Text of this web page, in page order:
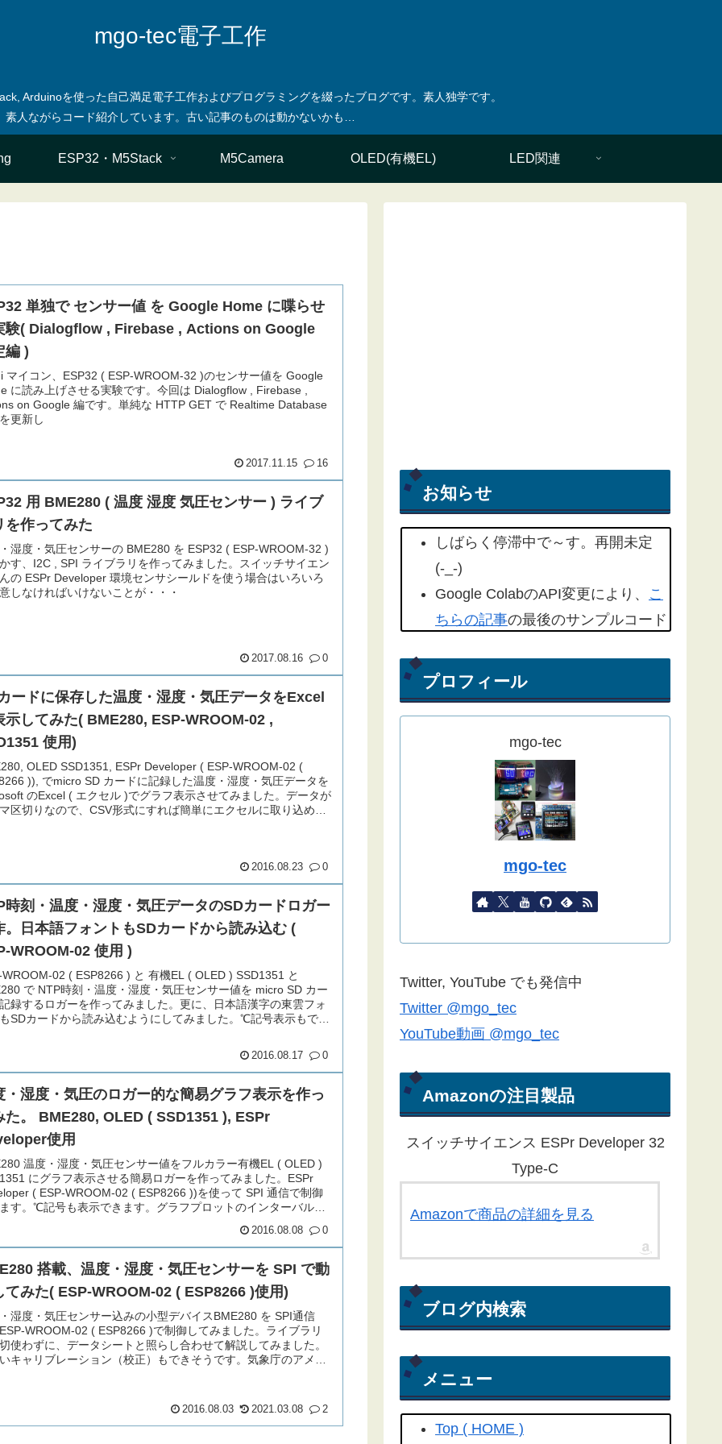
mgo-tec電子工作
Arduinoを使った自己満足電子工作およびプログラミングを綴ったブログです。素人独学です。
ESP32・M5Stack M5Camera OLED(有機EL) LED関連
単独で センサー値 を Google Home に喋らせ
験( Dialogflow , Firebase , Actions on Google
編 )
マイコン、ESP32 ( ESP-WROOM-32 )のセンサー値を Google
に読み上げさせる実験です。今回は Dialogflow , Firebase ,
on Google 編です。単純な HTTP GET で Realtime Database
更新し
2017.11.15 16
用 BME280 ( 温度 湿度 気圧センサー ) ライブ
を作ってみた
湿度・気圧センサーの BME280 を ESP32 ( ESP-WROOM-32 )
す、I2C , SPI ライブラリを作ってみました。スイッチサイエン
の ESPr Developer 環境センサシールドを使う場合はいろいろ
しなければいけないことが・・・
2017.08.16 0
ードに保存した温度・湿度・気圧データをExcel
示してみた( BME280, ESP-WROOM-02 ,
使用)
OLED SSD1351, ESPr Developer ( ESP-WROOM-02 (
)), でmicro SD カードに記録した温度・湿度・気圧データを
のExcel ( エクセル )でグラフ表示させてみました。データが
区切りなので、CSV形式にすれば簡単にエクセルに取り込めま
2016.08.23 0
時刻・温度・湿度・気圧データのSDカードロガー
。日本語フォントもSDカードから読み込む (
WROOM-02 使用 )
WROOM-02 ( ESP8266 ) と 有機EL ( OLED ) SSD1351 と
で NTP時刻・温度・湿度・気圧センサー値を micro SD カー
録するロガーを作ってみました。更に、日本語漢字の東雲フォ
SDカードから読み込むようにしてみました。℃記号表示もでき
2016.08.17 0
・湿度・気圧のロガー的な簡易グラフ表示を作っ
た。 BME280, OLED ( SSD1351 ), ESPr
使用
温度・湿度・気圧センサー値をフルカラー有機EL ( OLED )
にグラフ表示させる簡易ロガーを作ってみました。ESPr
( ESP-WROOM-02 ( ESP8266 ))を使って SPI 通信で制御
す。℃記号も表示できます。グラフプロットのインターバル間
2016.08.08 0
搭載、温度・湿度・気圧センサーを SPI で動
てみた( ESP-WROOM-02 ( ESP8266 )使用)
湿度・気圧センサー込みの小型デバイスBME280 を SPI通信
WROOM-02 ( ESP8266 )で制御してみました。ライブラリ
使わずに、データシートと照らし合わせて解説してみました。
キャリブレーション（校正）もできそうです。気象庁のアメダ
2016.08.03 2021.03.08 2
お知らせ
しばらく停滞中で～す。再開未定
(-_-)
Google ColabのAPI変更により、 こ
ちらの記事の最後のサンプルコード
こちらの記事
庁天気予報に変更したものを追記し
(2022/09/02)
こちらの記事をYahoo天気から気象
庁天気予報に変更したものを追記し
諸事情で記事更新停滞しています。
１年以上経過している記事が殆どな
Blynk2.0で双方向通信できない場合
はこちらの記事
ください(2022/06/24)
ん。ほとんどの記事が１年以上経過
している為、動作しないものもある
ことをご了承ください。
Yahoo RSS天気予報が配信終了し
たことに伴い、気象庁から天気予報
を取得する方法にライブラリを更新
ください(2022/04/15)
Yahoo! RSS天気予報の配信が
2022/03/31で終了してしまいまし
工学社さん技術情報誌Ｉ／Ｏ（アイ
オー）2018/04号にもこちらの記事
プロフィール
mgo-tec
mgo-tec
Twitter, YouTube でも発信中
Twitter @mgo_tec
YouTube動画 @mgo_tec
Amazonの注目製品
スイッチサイエンス ESPr Developer 32
Type-C
Amazonで商品の詳細を見る
ブログ内検索
メニュー
Top ( HOME )